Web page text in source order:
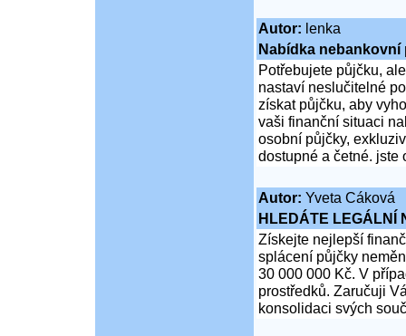
Autor: lenka
Nabídka
Potřebujete půjčku,
nastaví neslučitelné
získat půjčku, aby
vaši finanční situaci
osobní půjčky,
dostupné a četné. jste
Autor: Yveta Cáková
HLEDÁTE LEGÁLNÍ
Získejte nejlepší
splácení půjčky
30 000 000 Kč. V
prostředků. Zaručuji
konsolidaci svých